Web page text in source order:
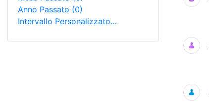
Anno Passato (0)
Intervallo Personalizzato…